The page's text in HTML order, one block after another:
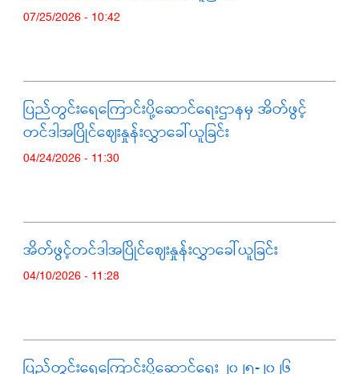
07/25/2026 - 10:42
ပြည်တွင်းရေကြောင်းပို့ဆောင်ရေးဌာနမှ အိတ်ဖွင့်
တင်ဒါအပြိုင်ဈေးနှုန်းလွှာခေါ်ယူခြင်း
04/24/2026 - 11:30
အိတ်ဖွင့်တင်ဒါအပြိုင်ဈေးနှုန်းလွှာခေါ်ယူခြင်း
04/10/2026 - 11:28
ပြည်တွင်းရေကြောင်းပို့ဆောင်ရေး ၂၀၂၅-၂၀၂၆